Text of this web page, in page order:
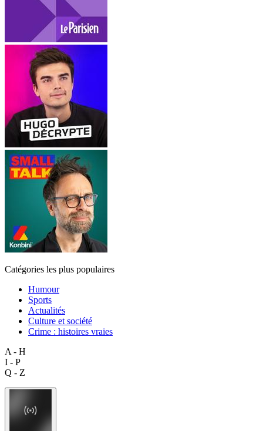
Catégories les plus populaires
Humour
Sports
Actualités
Culture et société
Crime : histoires vraies
A - H
I - P
Q - Z